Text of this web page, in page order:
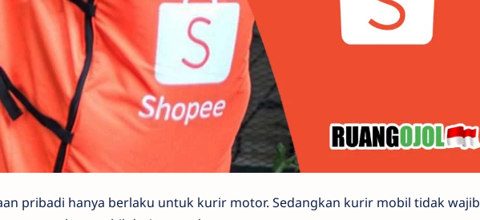
pribadi hanya berlaku untuk kurir motor. Sedangkan kurir mobil tidak wajib